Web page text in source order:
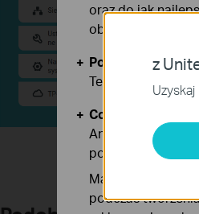
z
oraz do jak
obsługę plików
Podstawowe
Te pliki cookies
Cookies
Analiza - Te pliki
poprawę i
Marketing - Te
podczas